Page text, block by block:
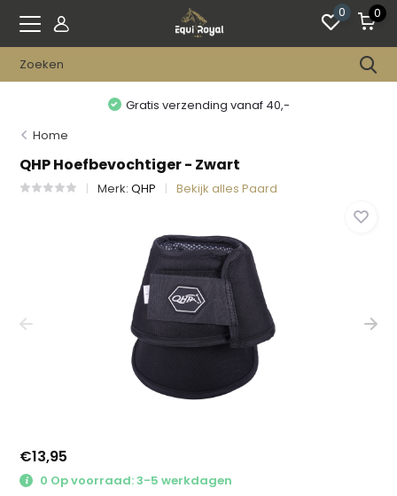
0 0
Gratis verzending vanaf 40,-
Home
QHP Hoefbevochtiger - Zwart
Merk:QHP Bekijk alles Paard
€13,95
0 Op voorraad: 3-5 werkdagen